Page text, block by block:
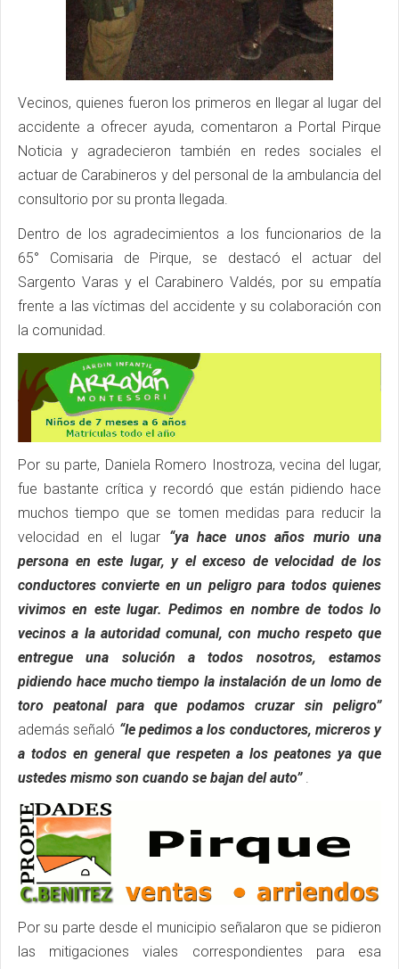
Vecinos, quienes fueron los primeros en llegar al lugar del
accidente a ofrecer ayuda, comentaron a Portal Pirque
Noticia y agradecieron también en redes sociales el
actuar de Carabineros y del personal de la ambulancia del
consultorio por su pronta llegada.
Dentro de los agradecimientos a los funcionarios de la
65° Comisaria de Pirque, se destacó el actuar del
Sargento Varas y el Carabinero Valdés, por su empatía
frente a las víctimas del accidente y su colaboración con
la comunidad.
Por su parte, Daniela Romero Inostroza, vecina del lugar,
fue bastante crítica y recordó que están pidiendo hace
muchos tiempo que se tomen medidas para reducir la
velocidad en el lugar “ya hace unos años murio una
persona en este lugar, y el exceso de velocidad de los
conductores convierte en un peligro para todos quienes
vivimos en este lugar. Pedimos en nombre de todos lo
vecinos a la autoridad comunal, con mucho respeto que
entregue una solución a todos nosotros, estamos
pidiendo hace mucho tiempo la instalación de un lomo de
toro peatonal para que podamos cruzar sin peligro”
además señaló “le pedimos a los conductores, micreros y
a todos en general que respeten a los peatones ya que
ustedes mismo son cuando se bajan del auto” .
Por su parte desde el municipio señalaron que se pidieron
las mitigaciones viales correspondientes para esa